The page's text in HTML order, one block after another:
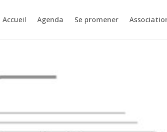
Accueil Agenda Se promener